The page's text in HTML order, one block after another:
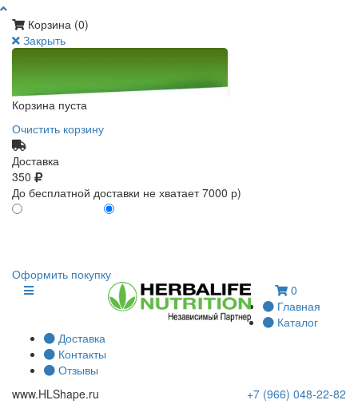
Корзина (0)
Закрыть
Корзина пуста
Очистить корзину
Доставка
350
До бесплатной доставки не хватает 7000 р)
Оформить покупку
0
Главная
Каталог
Доставка
Контакты
Отзывы
www.HLShape.ru +7 (966) 048-22-82